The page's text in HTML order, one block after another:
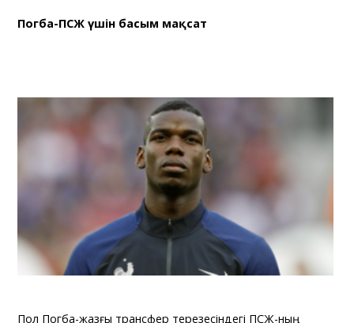
Погба-ПСЖ үшін басым мақсат
Пол Погба-жазғы трансфер терезесіндегі ПСЖ-ның